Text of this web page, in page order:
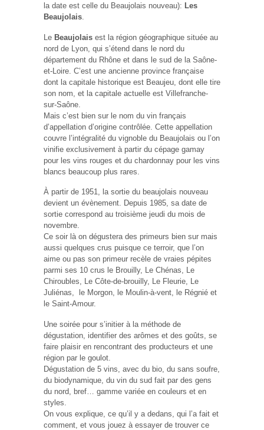
la date est celle du Beaujolais nouveau): Les
Beaujolais
Le Beaujolais est la région géographique située au
nord de Lyon, qui s’étend dans le nord du
département du Rhône et dans le sud de la Saône-
et-Loire. C’est une ancienne province française
dont la capitale historique est Beaujeu, dont elle tire
son nom, et la capitale actuelle est Villefranche-
sur-Saône.
Mais c’est bien sur le nom du vin français
d’appellation d’origine contrôlée. Cette appellation
couvre l’intégralité du vignoble du Beaujolais ou l’on
vinifie exclusivement à partir du cépage gamay
pour les vins rouges et du chardonnay pour les vins
blancs beaucoup plus rares.
À partir de 1951, la sortie du beaujolais nouveau
devient un évènement. Depuis 1985, sa date de
sortie correspond au troisième jeudi du mois de
novembre.
Ce soir là on dégustera des primeurs bien sur mais
aussi quelques crus puisque ce terroir, que l’on
aime ou pas son primeur recèle de vraies pépites
parmi ses 10 crus le Brouilly, Le Chénas, Le
Chiroubles, Le Côte-de-brouilly, Le Fleurie, Le
Juliénas, le Morgon, le Moulin-à-vent, le Régnié et
le Saint-Amour.
Une soirée pour s’initier à la méthode de
dégustation, identifier des arômes et des goûts, se
faire plaisir en rencontrant des producteurs et une
région par le goulot.
Dégustation de 5 vins, avec du bio, du sans soufre,
du biodynamique, du vin du sud fait par des gens
du nord, bref… gamme variée en couleurs et en
styles.
On vous explique, ce qu’il y a dedans, qui l’a fait et
comment, et vous jouez à essayer de trouver ce